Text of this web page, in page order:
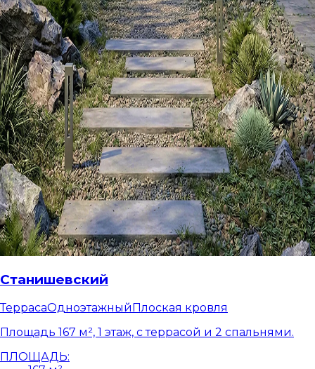
Станишевский
ТеррасаОдноэтажныйПлоская кровля
Площадь 167 м², 1 этаж, с террасой и 2 спальнями.
ПЛОЩАДЬ: